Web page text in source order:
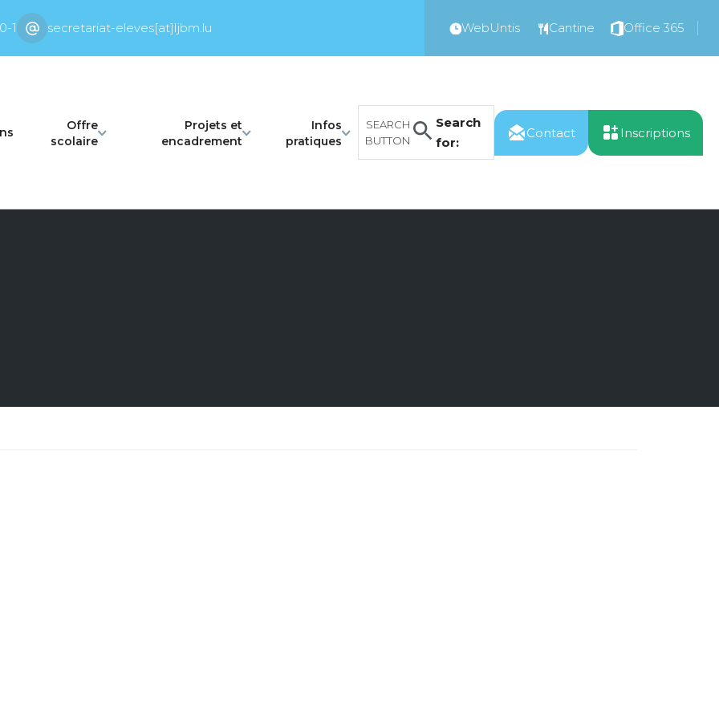
1 secretariat-eleves[at]ljbm.lu WebUntis Cantine Office 365
Offre
scolaire
Projets et
encadrement
Infos
pratiques
Search
for:
SEARCH
BUTTON
Contact Inscriptions